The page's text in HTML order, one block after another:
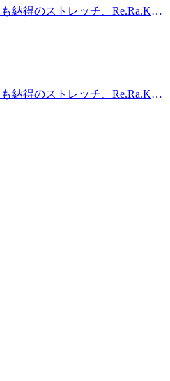
ける店舗を拡大してまいりま
好きも納得!『ウィングストレ
〉終日:11時00分～21時00分
出口より徒歩2分都営大江戸線
※オンラインで△や×と表示さ
があります。お気軽にお問い合
〉終日:11時00分～21時00分
出口より徒歩2分都営大江戸線
があります。お気軽にお問い合
東中野店は、11:00～21:00まで
しております!みなさまのご来
ストレッチor股関節ストレッ
ディケア♪Re.Ra.Ku東中野店
21時00分(20時30分最終受付)
営大江戸線 東中野駅 A1出口よ
軽にお問い合わせください^^
納得のストレッチ、Re.Ra.Ku
元気に営業しております♪5月
です!以下の時間帯に空きがござ
可能となっております。※現
東中野店は、11:00～21:00まで
しております!みなさまのご来
ちしております。 マッサージ
ストレッチor股関節ストレッ
ィケア♪Re.Ra.Ku東中野店
21時00分(20時30分最終受付)
営大江戸線 東中野駅 A1出口よ
納得のストレッチ、Re.Ra.Ku
元気に営業しております♪5月
す!以下の時間帯に空きがござ
可能となっております。※現
りますので変動があります。予
しております!みなさまのご来
21時00分(20時30分最終受付)
アクセス〉JR中央・総武線 東
営大江戸線 東中野駅 A1出口よ
×と表示されていてもご案内
軽にお問い合わせください^^